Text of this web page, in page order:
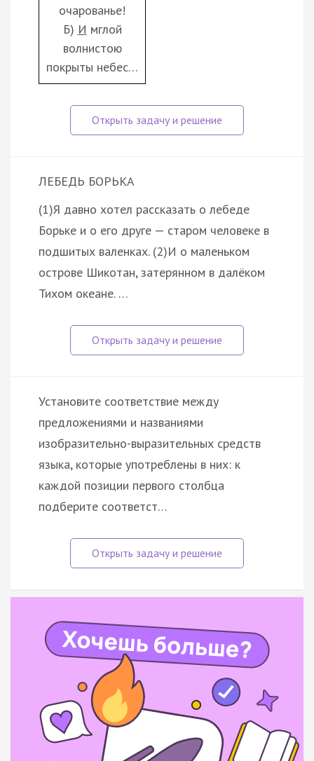
очарованье!
Б) И мглой
волнистою
покрыты небес…
ЛЕБЕДЬ БОРЬКА
(1)Я давно хотел рассказать о лебеде
Борьке и о его друге — старом человеке в
подшитых валенках. (2)И о маленьком
острове Шикотан, затерянном в далёком
Тихом океане. …
Установите соответствие между
предложениями и названиями
изобразительно-выразительных средств
языка, которые употреблены в них: к
каждой позиции первого столбца
подберите соответст…